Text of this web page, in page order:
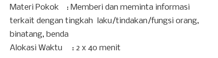
Materi Pokok : Memberi dan meminta informasi
terkait dengan tingkah laku/tindakan/fungsi orang,
binatang, benda
Alokasi Waktu
: 2 x 40 menit